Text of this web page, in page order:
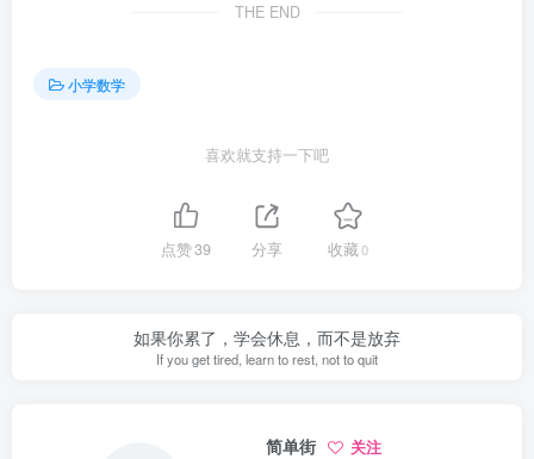
THE END
小学数学
喜欢就支持一下吧
点赞39 分享 收藏0
如果你累了，学会休息，而不是放弃
If you get tired, learn to rest, not to quit
简单街 关注